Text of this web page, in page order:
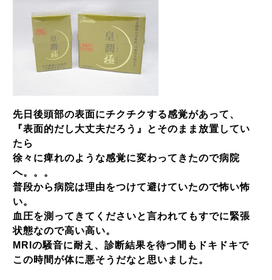
先日後頭部の表面にチクチクする感覚があって、
『表面的だし大丈夫だろう』とそのまま放置してい
たら
徐々に痺れのような感覚に変わってきたので病院
へ。。。
普段から病院は理由をつけて避けていたので怖い怖
い。
血圧を測ってきてくださいと言われてもすでに緊張
状態なので高い高い。
MRIの騒音に耐え、診断結果を待つ間もドキドキで
この時間が体に悪そうだなと思いました。